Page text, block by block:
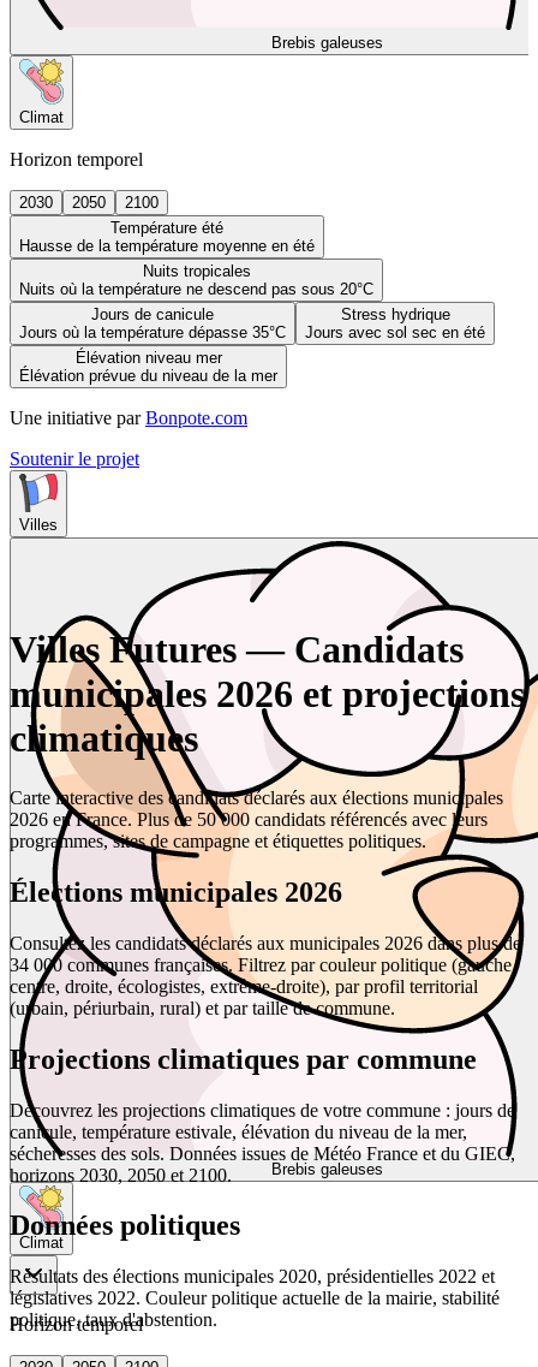
Brebis galeuses
Climat
Horizon temporel
2030 2050
2100
Température été
Hausse de la température moyenne en été
Nuits tropicales
Nuits où la température ne descend pas sous 20°C
Jours de canicule
Jours où la température dépasse 35°C
Stress hydrique
Jours avec sol sec en été
Élévation niveau mer
Élévation prévue du niveau de la mer
Une initiative par Bonpote.com
Soutenir le projet
Villes
Brebis galeuses
Climat
Horizon temporel
Villes Futures — Candidats
municipales 2026 et projections
climatiques
Carte interactive des candidats déclarés aux élections municipales
2026 en France. Plus de 50 000 candidats référencés avec leurs
programmes, sites de campagne et étiquettes politiques.
Élections municipales 2026
Consultez les candidats déclarés aux municipales 2026 dans plus de
34 000 communes françaises. Filtrez par couleur politique (gauche,
centre, droite, écologistes, extrême-droite), par profil territorial
(urbain, périurbain, rural) et par taille de commune.
Projections climatiques par commune
Découvrez les projections climatiques de votre commune : jours de
canicule, température estivale, élévation du niveau de la mer,
sécheresses des sols. Données issues de Météo France et du GIEC,
horizons 2030, 2050 et 2100.
Données politiques
Résultats des élections municipales 2020, présidentielles 2022 et
législatives 2022. Couleur politique actuelle de la mairie, stabilité
politique, taux d'abstention.